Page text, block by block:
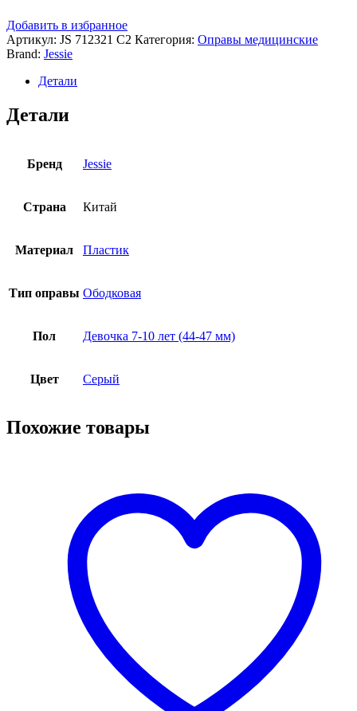
Добавить в избранное
Артикул: JS 712321 C2 Категория: Оправы медицинские
Brand: Jessie
Детали
Детали
Бренд Jessie
Страна Китай
Материал Пластик
Тип оправы Ободковая
Пол Девочка 7-10 лет (44-47 мм)
Цвет Серый
Похожие товары